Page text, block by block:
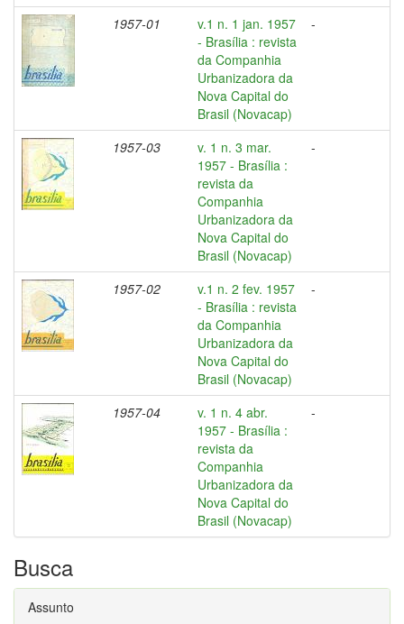
1957-01
v.1 n. 1 jan. 1957
- Brasília : revista
da Companhia
Urbanizadora da
Nova Capital do
Brasil (Novacap)
-
1957-03
v. 1 n. 3 mar.
1957 - Brasília :
revista da
Companhia
Urbanizadora da
Nova Capital do
Brasil (Novacap)
-
1957-02
v.1 n. 2 fev. 1957
- Brasília : revista
da Companhia
Urbanizadora da
Nova Capital do
Brasil (Novacap)
-
1957-04
v. 1 n. 4 abr.
1957 - Brasília :
revista da
Companhia
Urbanizadora da
Nova Capital do
Brasil (Novacap)
-
Busca
Assunto